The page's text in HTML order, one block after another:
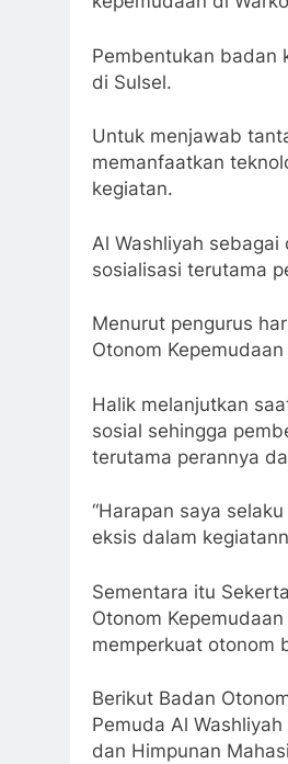
Pembentukan badan
di Sulsel.
Untuk menjawab
memanfaatkan
kegiatan.
Al Washliyah
sosialisasi terutama
Menurut pengurus
Otonom
Halik melanjutkan
sosial sehingga
terutama perannya
“Harapan saya
eksis dalam
Sementara itu
Otonom
memperkuat otonom
Berikut Badan
Pemuda Al
dan Himpunan